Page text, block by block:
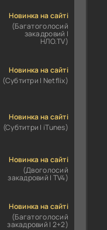
Новинка на сайті
(Багатоголосий
закадровий |
НЛО.TV)
Новинка на сайті
(Субтитри | Netflix)
Новинка на сайті
(Субтитри | iTunes)
Новинка на сайті
(Двоголосий
закадровий | TV4)
Новинка на сайті
(Багатоголосий
закадровий | 2+2)